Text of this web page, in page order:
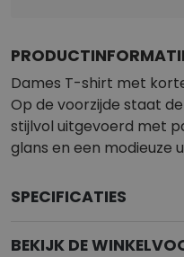
Dames T-shirt met
Op de voorzijde staat
stijlvol uitgevoerd met
glans en een modieuze
SPECIFICATIES
BEKIJK DE